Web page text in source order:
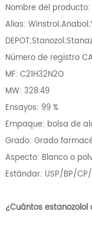
Nombre del producto:
Alias:
Número de registro
MF: C21H32N2O
MW: 328.49
Ensayos: 99 %
Empaque: bolsa de
Grado: Grado
Aspecto: Blanco o
Estándar: USP/BP/CP/
¿Cuántos